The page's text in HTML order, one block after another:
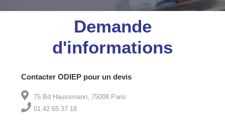
Demande
d'informations
Contacter ODIEP pour un devis
75 Bd Haussmann, 75008 Paris
01 42 65 37 18